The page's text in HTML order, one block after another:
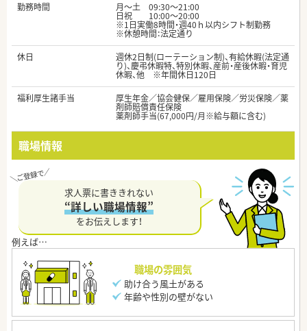
勤務時間
月～土 09:30～21:00
日祝 10:00～20:00
※1日実働8時間・週40ｈ以内シフト制勤務
※休憩時間：法定通り
休日
週休2日制(ローテーション制)、有給休暇(法定通
り)、慶弔休暇特、特別休暇、産前・産後休暇・育児
休暇、他 ※年間休日120日
福利厚生諸手当
厚生年金／協会健保／雇用保険／労災保険／薬
剤師賠償責任保険
薬剤師手当(67,000円/月※給与額に含む)
職場情報
求人票に書ききれない
“詳しい職場情報”
をお伝えします！
職場の雰囲気
助け合う風土がある
年齢や性別の壁がない